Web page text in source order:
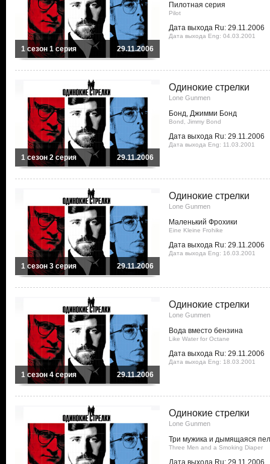
1 сезон 1 серия 29.11.2006
Пилотная серия
Pilot
Дата выхода Ru: 29.11.2006
Дата выхода Eng: 04.03.2001
1 сезон 2 серия 29.11.2006
Одинокие стрелки
Lone Gunmen
Бонд, Джимми Бонд
Bond, Jimmy Bond
Дата выхода Ru: 29.11.2006
Дата выхода Eng: 11.03.2001
1 сезон 3 серия 29.11.2006
Одинокие стрелки
Lone Gunmen
Маленький Фрохики
Eine Kleine Frohike
Дата выхода Ru: 29.11.2006
Дата выхода Eng: 16.03.2001
1 сезон 4 серия 29.11.2006
Одинокие стрелки
Lone Gunmen
Вода вместо бензина
Like Water for Octane
Дата выхода Ru: 29.11.2006
Дата выхода Eng: 18.03.2001
Одинокие стрелки
Lone Gunmen
Три мужика и дымящаяся
Three Men and a Smoking Diaper
Дата выхода Ru: 29.11.2006